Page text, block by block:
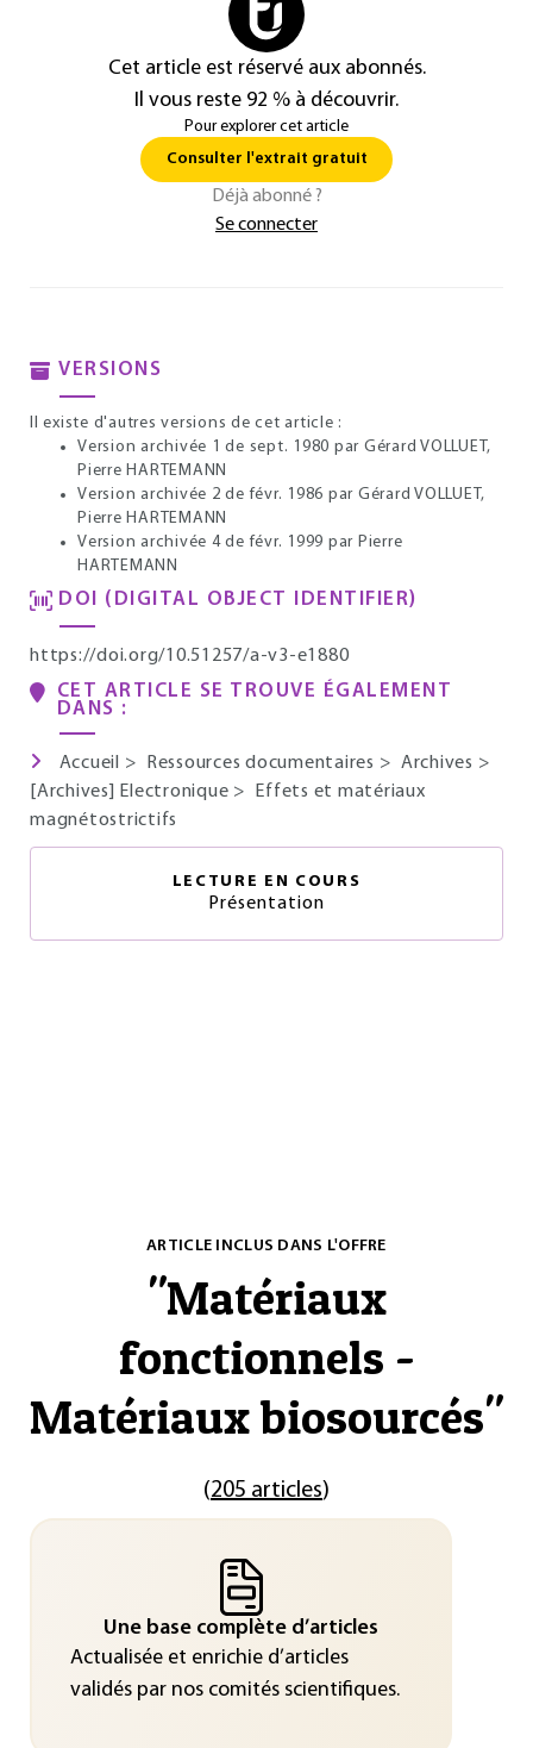
Cet article est réservé aux abonnés.
Il vous reste 92 % à découvrir.
Pour explorer cet article
Consulter l'extrait gratuit
Déjà abonné ?
Se connecter
VERSIONS
Il existe d'autres versions de cet article :
Version archivée 1 de sept. 1980 par Gérard VOLLUET,
Pierre HARTEMANN
Version archivée 2 de févr. 1986 par Gérard VOLLUET,
Pierre HARTEMANN
Version archivée 4 de févr. 1999 par Pierre
HARTEMANN
DOI (DIGITAL OBJECT IDENTIFIER)
https://doi.org/10.51257/a-v3-e1880
CET ARTICLE SE TROUVE ÉGALEMENT
DANS :
Accueil > Ressources documentaires > Archives >
[Archives] Electronique >
Effets et matériaux
magnétostrictifs
LECTURE EN COURS
Présentation
ARTICLE INCLUS DANS L'OFFRE
"Matériaux
fonctionnels -
Matériaux biosourcés"
(205 articles)
Une base complète d’articles
Actualisée et enrichie d’articles
validés par nos comités scientifiques.